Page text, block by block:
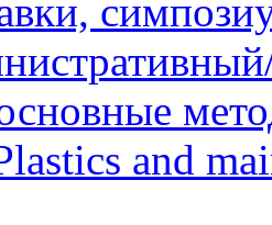
and